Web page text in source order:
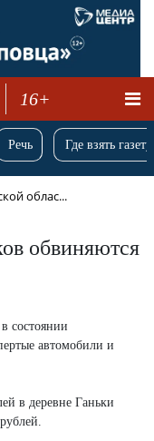
16+
Речь Где взять
облас...
обвиняются
состоянии
автомобили и
в деревне Ганьки